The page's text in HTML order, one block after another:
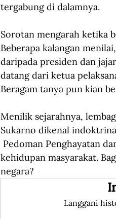
tergabung di dalamnya.
Sorotan mengarah ketika
Beberapa kalangan
daripada presiden dan
datang dari ketua
Beragam tanya pun kian
Menilik sejarahnya,
Sukarno dikenal
Pedoman Penghayatan
kehidupan masyarakat.
negara?
Langgani